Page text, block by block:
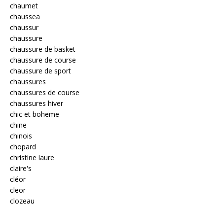
chaumet
chaussea
chaussur
chaussure
chaussure de basket
chaussure de course
chaussure de sport
chaussures
chaussures de course
chaussures hiver
chic et boheme
chine
chinois
chopard
christine laure
claire's
cléor
cleor
clozeau